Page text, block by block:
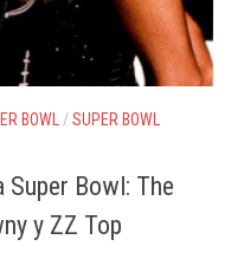
BOWL /SUPER BOWL
Bowl: The
y ZZ Top